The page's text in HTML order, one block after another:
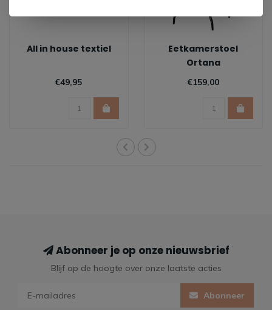
All in house textiel
€49,95
Eetkamerstoel
Ortana
€159,00
Abonneer je op onze nieuwsbrief
Blijf op de hoogte over onze laatste acties
Abonneer